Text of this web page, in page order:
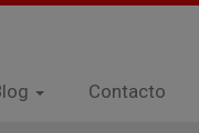
Blog Contacto